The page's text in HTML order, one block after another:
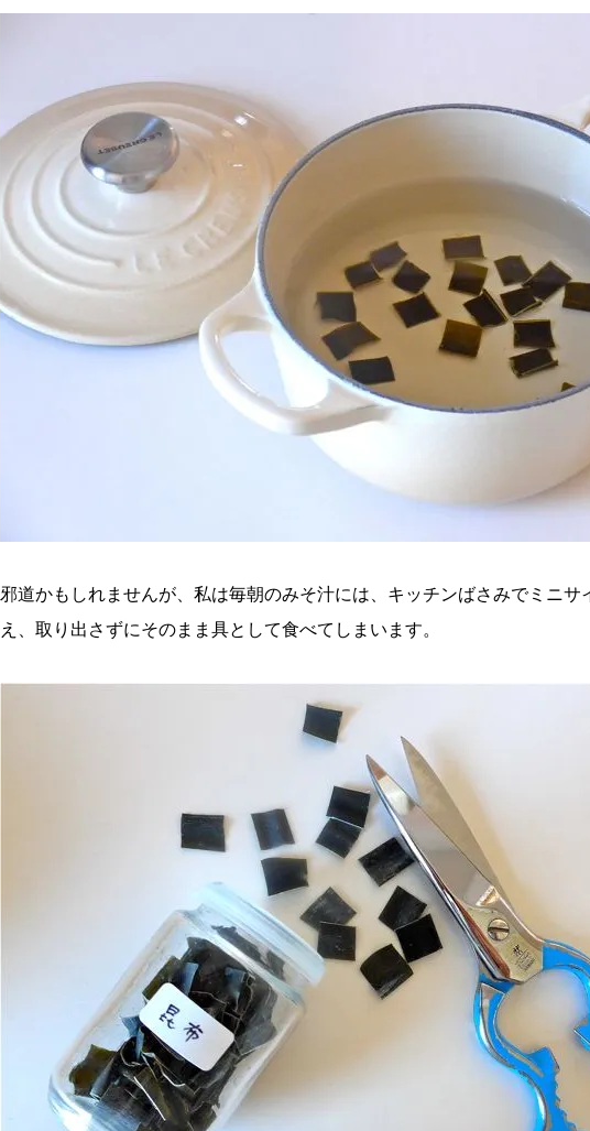
邪道かもしれませんが、私は毎朝のみそ汁には、キッチンばさみでミニサ
え、取り出さずにそのまま具として食べてしまいます。